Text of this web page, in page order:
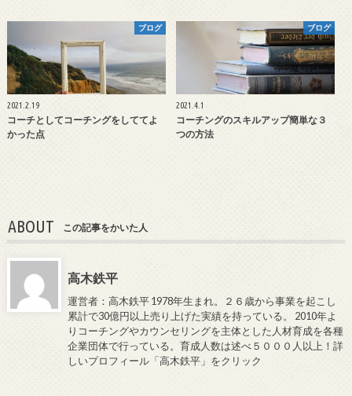
ブログ
2021.2.19
コーチとしてコーチングをしててよ
かった点
ブログ
2021.4.1
コーチングのスキルアップ簡単な３
つの方法
ABOUT この記事をかいた人
高木鉄平
運営者：高木鉄平 1978年生まれ。２６歳から事業を起こし
累計で30億円以上売り上げた実績を持っている。 2010年よ
りコーチングやカウンセリングを主体とした人材育成を各種
企業団体で行っている。育成人数は述べ５０００人以上！詳
しいプロフィール「高木鉄平」をクリック